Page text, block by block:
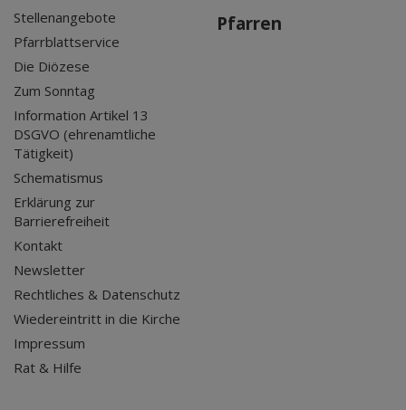
Stellenangebote
Pfarrblattservice
Die Diözese
Zum Sonntag
Information Artikel 13
DSGVO (ehrenamtliche
Tätigkeit)
Schematismus
Erklärung zur
Barrierefreiheit
Kontakt
Newsletter
Rechtliches & Datenschutz
Wiedereintritt in die Kirche
Impressum
Rat & Hilfe
Pfarren